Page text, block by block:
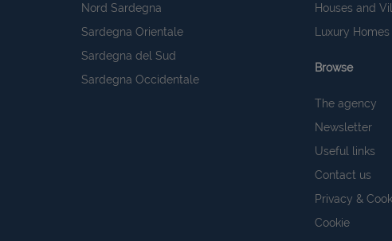
Nord Sardegna
Sardegna Orientale
Sardegna del Sud
Sardegna Occidentale
Houses and
Luxury
Browse
The agency
Newsletter
Useful links
Contact us
Privacy &
Cookie